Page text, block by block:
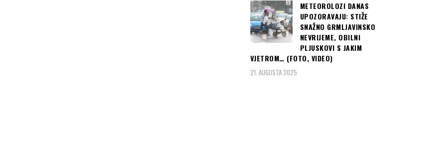
METEOROLOZI DANAS
UPOZORAVAJU: STIŽE
SNAŽNO GRMLJAVINSKO
NEVRIJEME, OBILNI
PLJUSKOVI S JAKIM
VJETROM… (FOTO, VIDEO)
21. AUGUSTA 2025